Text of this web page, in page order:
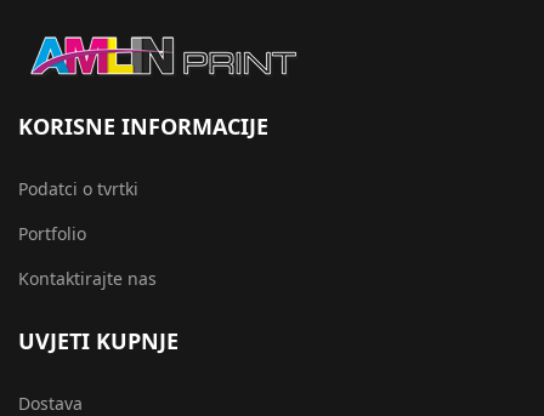
KORISNE INFORMACIJE
Podatci o tvrtki
Portfolio
Kontaktirajte nas
UVJETI KUPNJE
Dostava